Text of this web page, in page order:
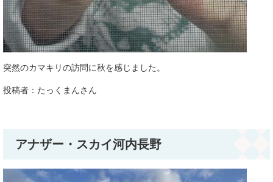
突然のカマキリの訪問に秋を感じました。
投稿者：たっくまんさん​​
アナザー・スカイ河内長野